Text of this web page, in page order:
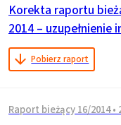
Korekta raportu
2014 – uzupełnienie
Pobierz raport
Raport bieżący 16/2014 •